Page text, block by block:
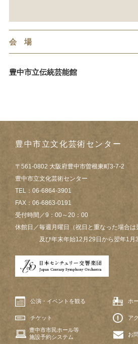
会 場
豊中市立伝統芸能館
豊中市立文化芸術センター
〒561-0802 大阪府豊中市曽根東町3-7-2
豊中市立文化芸術センター
TEL：06-6864-3901
FAX：06-6863-0191
受付時間／9：00～20：00
休館日／毎週月曜日（祝日と重なった場合は
及び年末年始12月29日から翌年1月3
公演・イベントを観る ホ
チケット
ア
豊中市市民ホール等
施設予約システム
お